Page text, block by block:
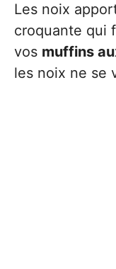
Les noix
croquante qui
vos muffins
les noix ne se